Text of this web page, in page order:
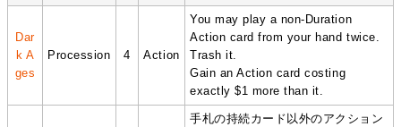
Dar
k A
ges
Procession 4 Action
You may play a non-Duration
Action card from your hand twice.
Trash it.
Gain an Action card costing
exactly $1 more than it.
手札の持続カード以外のアクション